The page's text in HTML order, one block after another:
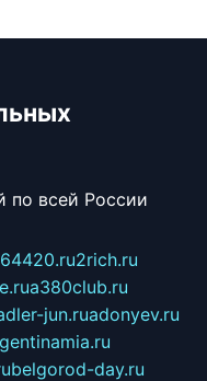
по всей России
2rich.ru
a380club.ru
jun.ruadonyev.ru
belgorod-day.ru